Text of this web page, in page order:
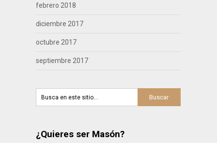
febrero 2018
diciembre 2017
octubre 2017
septiembre 2017
¿Quieres ser Masón?